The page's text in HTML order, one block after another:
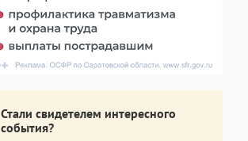
Стали свидетелем интересного
события?